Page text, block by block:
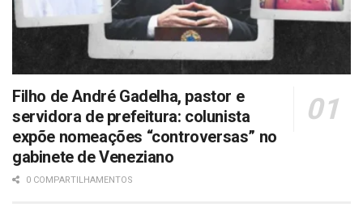
Filho de André Gadelha, pastor e
servidora de prefeitura: colunista
expõe nomeações “controversas” no
gabinete de Veneziano
0 COMPARTILHAMENTOS